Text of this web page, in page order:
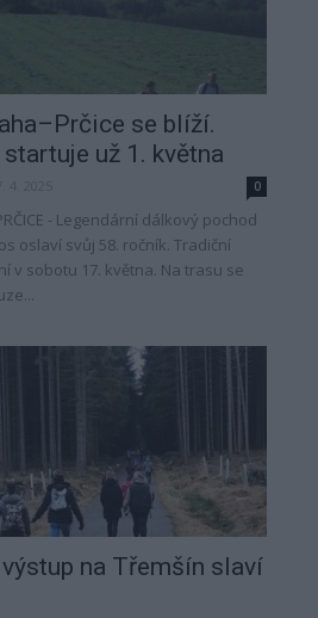
se blíží.
už 1. května
0
- Legendární dálkový pochod
oslaví svůj 58. ročník. Tradiční
v sobotu 17. května. Na trasu se
na Třemšín slaví